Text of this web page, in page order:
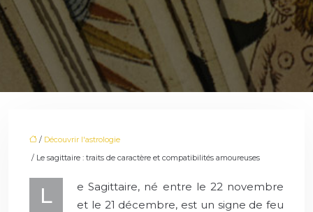
/ Découvrir l'astrologie
/ Le sagittaire : traits de caractère et compatibilités amoureuses
L
e Sagittaire, né entre le 22 novembre
et le 21 décembre, est un signe de feu